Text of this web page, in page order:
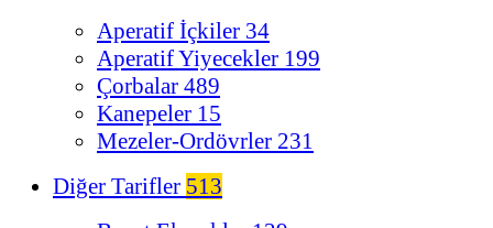
Aperatif İçkiler 34
Aperatif Yiyecekler 199
Çorbalar 489
Kanepeler 15
Mezeler-Ordövrler 231
Diğer Tarifler 513